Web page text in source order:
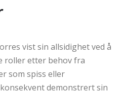
vist sin allsidighet ved å
roller etter behov fra
som spiss eller
demonstrert sin